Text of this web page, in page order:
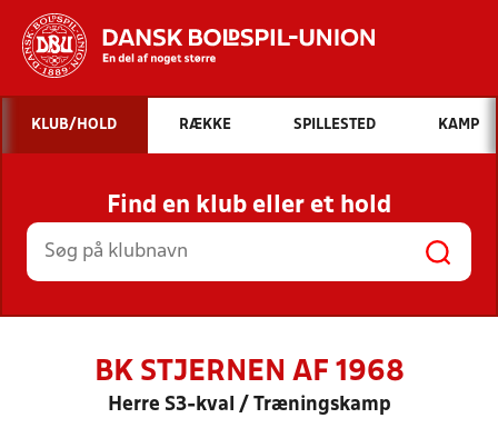
Hvad vil du søge efter?
INDHOLD OG NYHEDER
STILLINGER, RESULTATER, KLUBBER OG
HOLD
KLUB/HOLD RÆKKE SPILLESTED KAMP
Find en klub eller et hold
BK STJERNEN AF 1968
Herre S3-kval / Træningskamp